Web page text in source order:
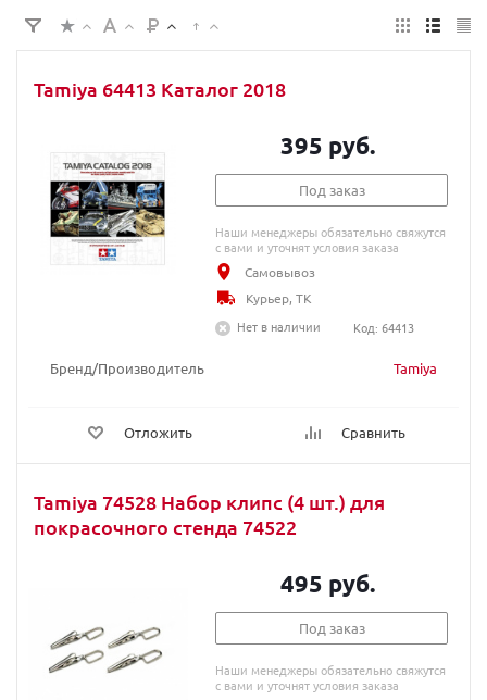
Tamiya 64413 Каталог 2018
Бренд/Производитель Tamiya
Отложить Сравнить
395 руб.
Под заказ
Наши менеджеры обязательно свяжутся
с вами и уточнят условия заказа
Самовывоз
Курьер, ТК
Нет в наличии
Код: 64413
Tamiya 74528 Набор клипс (4 шт.) для
покрасочного стенда 74522
495 руб.
Под заказ
Наши менеджеры обязательно свяжутся
с вами и уточнят условия заказа